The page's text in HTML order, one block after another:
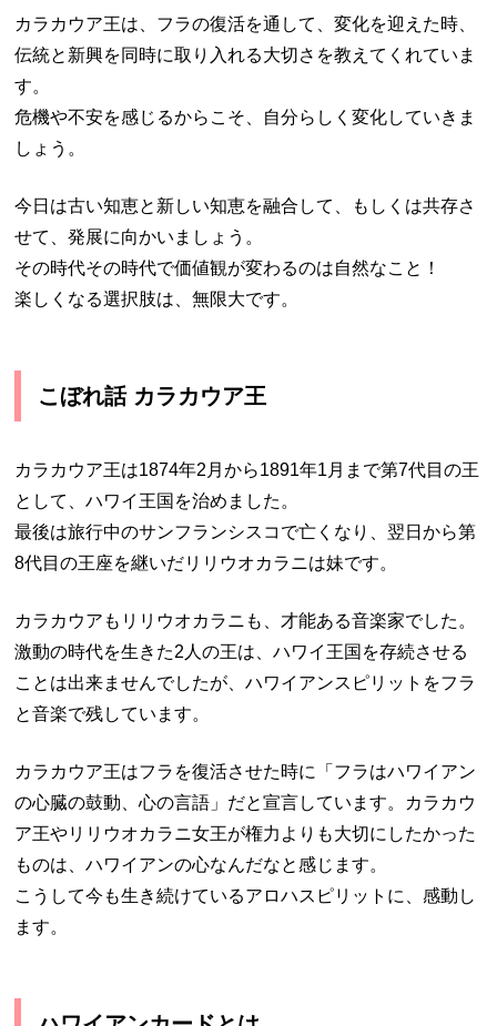
カラカウア王は、フラの復活を通して、変化を迎えた時、
伝統と新興を同時に取り入れる大切さを教えてくれていま
す。
危機や不安を感じるからこそ、自分らしく変化していきま
しょう。
今日は古い知恵と新しい知恵を融合して、もしくは共存さ
せて、発展に向かいましょう。
その時代その時代で価値観が変わるのは自然なこと！
楽しくなる選択肢は、無限大です。
こぼれ話 カラカウア王
カラカウア王は1874年2月から1891年1月まで第7代目の王
として、ハワイ王国を治めました。
最後は旅行中のサンフランシスコで亡くなり、翌日から第
8代目の王座を継いだリリウオカラニは妹です。
カラカウアもリリウオカラニも、才能ある音楽家でした。
激動の時代を生きた2人の王は、ハワイ王国を存続させる
ことは出来ませんでしたが、ハワイアンスピリットをフラ
と音楽で残しています。
カラカウア王はフラを復活させた時に「フラはハワイアン
の心臓の鼓動、心の言語」だと宣言しています。カラカウ
ア王やリリウオカラニ女王が権力よりも大切にしたかった
ものは、ハワイアンの心なんだなと感じます。
こうして今も生き続けているアロハスピリットに、感動し
ます。